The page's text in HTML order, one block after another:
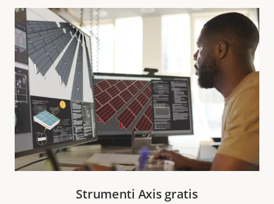
Strumenti Axis gratis